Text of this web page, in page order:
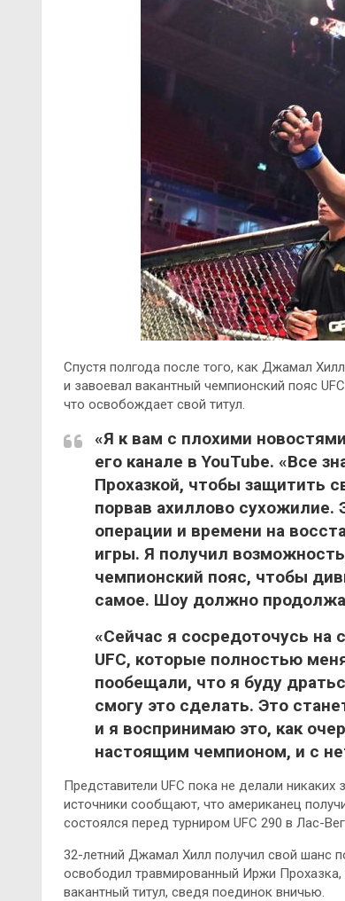
Спустя полгода после того, как Джамал
и завоевал вакантный чемпионский пояс
что освобождает свой титул.
«Я к вам с плохими
его канале в YouTube. «Все
Прохазкой, чтобы защитить
порвав ахиллово сухожилие.
операции и времени на
игры. Я получил
чемпионский пояс, чтобы
самое. Шоу должно
«Сейчас я сосредоточусь на
UFC, которые полностью
пообещали, что я буду
смогу это сделать. Это
и я воспринимаю это, как
настоящим чемпионом, и с
Представители UFC пока не делали
источники сообщают, что американец
состоялся перед турниром UFC 290 в Лас-
32-летний Джамал Хилл получил свой шанс
освободил травмированный Иржи
вакантный титул, сведя поединок вничью.